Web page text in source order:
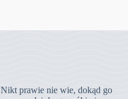
Nikt prawie nie wie, dokąd go